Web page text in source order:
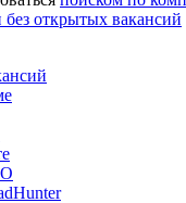
открытых вакансий